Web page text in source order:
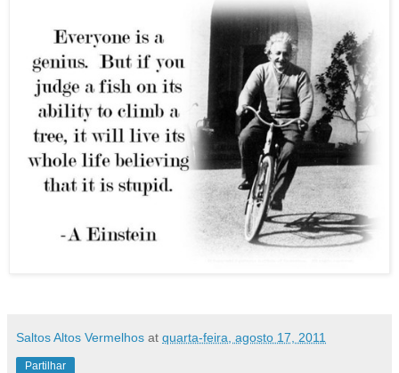
Saltos Altos Vermelhos at quarta-feira, agosto 17, 2011
Partilhar